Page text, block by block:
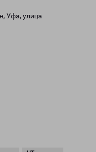
Уфа, улица